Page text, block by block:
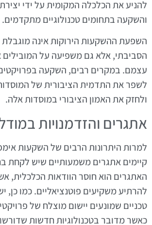
להניע את הכלכלה המקומית על ידי
והשקעה בתחומים טכנולוגיים מתקדמים.
השפעת ההשקעות הירוקות אינה
הסביבתי, אלא גם משפיעה על המובילים
עצמם. במקרים רבים, השקעה בפרויקטים
לשפר את התדמית הציבורית של
ולחזק את האמון הציבורי במוסדות אלה.
אתגרים והזדמנויות
למרות היתרונות הרבים של השקעות
קיימים אתגרים משמעותיים שיש לקחת
האתגרים הוא חוסר הוודאות הכלכלית,
להרתיע משקיעים פוטנציאליים. כמו כן,
טכניים שמונעים יישום מוצלח של
כאשר מדובר בטכנולוגיות חדשות